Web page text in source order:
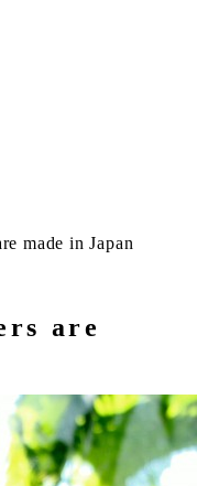
made in Japan
are